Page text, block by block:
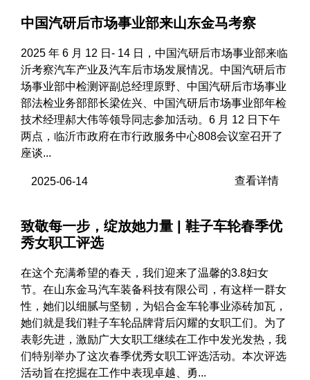
中国汽研后市场事业部来山东金马考察
2025 年 6 月 12 日- 14 日，中国汽研后市场事业部来临
沂考察汽车产业及汽车后市场发展情况。中国汽研后市
场事业部中检测评副总经理原野、中国汽研后市场事业
部法检业务部部长梁佐兴、中国汽研后市场事业部年检
技术经理郝大伟等领导同志参加活动。6 月 12 日下午
两点，临沂市政府在市行政服务中心808会议室召开了
座谈...
2025-06-14 查看详情
致敬每一步，绽放她力量 | 鞋子车轮春季优
秀女职工评选
在这个充满希望的春天，我们迎来了温馨的3.8妇女
节。在山东金马汽车装备科技有限公司，有这样一群女
性，她们以细腻与坚韧，为铝合金车轮事业添砖加瓦，
她们就是我们鞋子车轮品牌背后闪耀的女职工们。为了
表彰先进，激励广大女职工继续在工作中发光发热，我
们特别举办了这次春季优秀女职工评选活动。本次评选
活动旨在挖掘在工作中表现卓越、勇...